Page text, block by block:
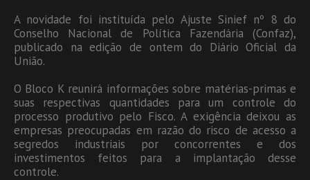
A novidade foi instituída pelo Ajuste Sinief nº 8 do
Conselho Nacional de Política Fazendária (Confaz),
publicado na edição de ontem do Diário Oficial da
União.
O Bloco K reunirá informações sobre matérias-primas e
suas respectivas quantidades para um controle do
processo produtivo pelo Fisco. A exigência deixou as
empresas preocupadas em razão do risco de acesso a
segredos industriais por concorrentes e dos
investimentos feitos para a implantação desse
controle.